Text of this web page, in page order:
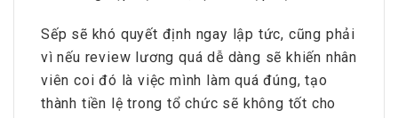
Sếp sẽ khó quyết định ngay lập tức, cũng phải
vì nếu review lương quá dễ dàng sẽ khiến nhân
viên coi đó là việc mình làm quá đúng, tạo
thành tiền lệ trong tổ chức sẽ không tốt cho